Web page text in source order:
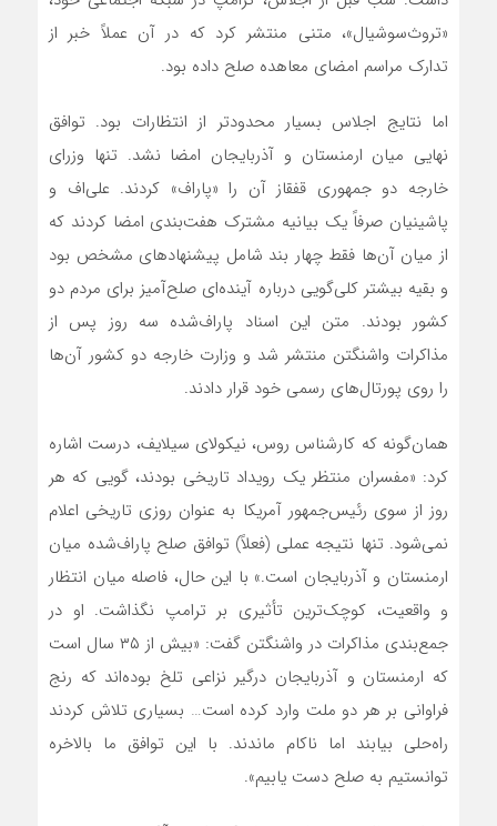
«تروث‌سوشیال»، متنی منتشر کرد که در آن عملاً خبر از
تدارک مراسم امضای معاهده صلح داده بود.
اما نتایج اجلاس بسیار محدودتر از انتظارات بود. توافق
نهایی میان ارمنستان و آذربایجان امضا نشد. تنها وزرای
خارجه دو جمهوری قفقاز آن را «پاراف» کردند. علی‌اف و
پاشینیان صرفاً یک بیانیه مشترک هفت‌بندی امضا کردند که
از میان آن‌ها فقط چهار بند شامل پیشنهادهای مشخص بود
و بقیه بیشتر کلی‌گویی درباره آینده‌ای صلح‌آمیز برای مردم دو
کشور بودند. متن این اسناد پاراف‌شده سه روز پس از
مذاکرات واشنگتن منتشر شد و وزارت خارجه دو کشور آن‌ها
را روی پورتال‌های رسمی خود قرار دادند.
همان‌گونه که کارشناس روس، نیکولای سیلایف، درست اشاره
کرد: «مفسران منتظر یک رویداد تاریخی بودند، گویی که هر
روز از سوی رئیس‌جمهور آمریکا به عنوان روزی تاریخی اعلام
نمی‌شود. تنها نتیجه عملی (فعلاً) توافق صلح پاراف‌شده میان
ارمنستان و آذربایجان است.» با این حال، فاصله میان انتظار
و واقعیت، کوچک‌ترین تأثیری بر ترامپ نگذاشت. او در
جمع‌بندی مذاکرات در واشنگتن گفت: «بیش از ۳۵ سال است
که ارمنستان و آذربایجان درگیر نزاعی تلخ بوده‌اند که رنج
فراوانی بر هر دو ملت وارد کرده است… بسیاری تلاش کردند
راه‌حلی بیابند اما ناکام ماندند. با این توافق ما بالاخره
توانستیم به صلح دست یابیم».